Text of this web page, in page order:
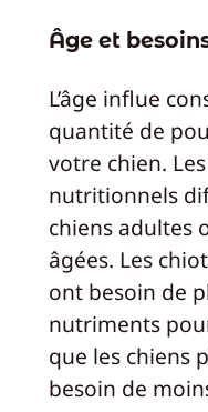
Âge et
L’âge influe
quantité de
votre chien.
nutritionnels
chiens adultes
âgées. Les
ont besoin de
nutriments
que les chiens
besoin de